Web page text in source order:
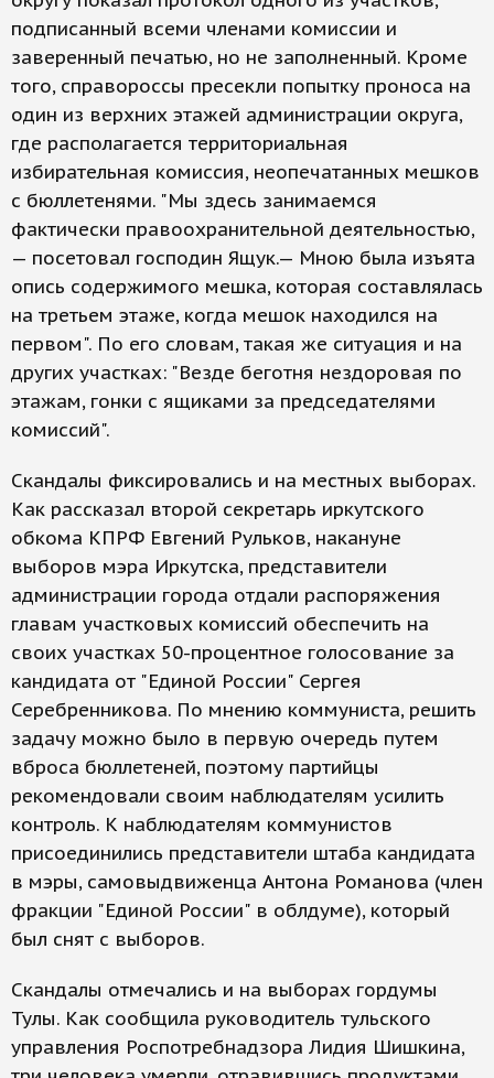
подписанный всеми членами комиссии и
заверенный печатью, но не заполненный. Кроме
того, справороссы пресекли попытку проноса на
один из верхних этажей администрации округа,
где располагается территориальная
избирательная комиссия, неопечатанных мешков
с бюллетенями. "Мы здесь занимаемся
фактически правоохранительной деятельностью,
— посетовал господин Ящук.— Мною была изъята
опись содержимого мешка, которая составлялась
на третьем этаже, когда мешок находился на
первом". По его словам, такая же ситуация и на
других участках: "Везде беготня нездоровая по
этажам, гонки с ящиками за председателями
комиссий".
Скандалы фиксировались и на местных выборах.
Как рассказал второй секретарь иркутского
обкома КПРФ Евгений Рульков, накануне
выборов мэра Иркутска, представители
администрации города отдали распоряжения
главам участковых комиссий обеспечить на
своих участках 50-процентное голосование за
кандидата от "Единой России" Сергея
Серебренникова. По мнению коммуниста, решить
задачу можно было в первую очередь путем
вброса бюллетеней, поэтому партийцы
рекомендовали своим наблюдателям усилить
контроль. К наблюдателям коммунистов
присоединились представители штаба кандидата
в мэры, самовыдвиженца Антона Романова (член
фракции "Единой России" в облдуме), который
был снят с выборов.
Скандалы отмечались и на выборах гордумы
Тулы. Как сообщила руководитель тульского
управления Роспотребнадзора Лидия Шишкина,